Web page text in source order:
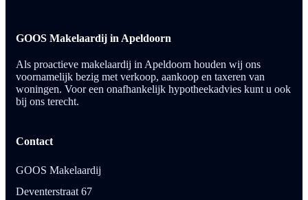
GOOS Makelaardij in Apeldoorn
Als proactieve makelaardij in Apeldoorn houden wij ons
voornamelijk bezig met verkoop, aankoop en taxeren van
woningen. Voor een onafhankelijk hypotheekadvies kunt u ook
bij ons terecht.
Contact
GOOS Makelaardij
Deventerstraat 67